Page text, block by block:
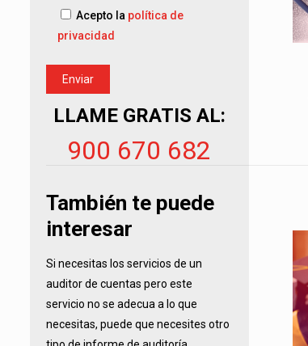
Acepto la política de
privacidad
LLAME GRATIS AL:
900 670 682
También te puede
interesar
Si necesitas los servicios de un
auditor de cuentas pero este
servicio no se adecua a lo que
necesitas, puede que necesites otro